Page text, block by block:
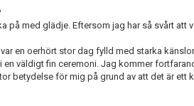
på med glädje. Eftersom jag har så svårt att
en oerhört stor dag fylld med starka
en väldigt fin ceremoni. Jag kommer
betydelse för mig på grund av att det är ett